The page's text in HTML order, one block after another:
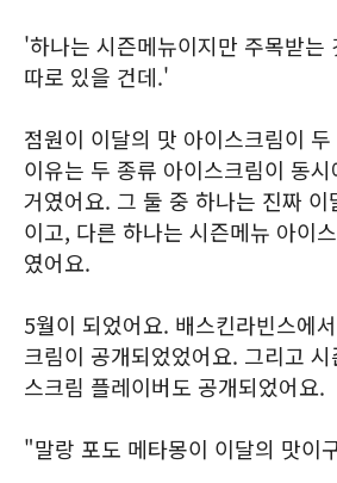
'하나는 시즌메뉴이지만 주목받는
따로 있을 건데.'
점원이 이달의 맛 아이스크림이
이유는 두 종류 아이스크림이 동
거였어요. 그 둘 중 하나는 진짜 이
이고, 다른 하나는 시즌메뉴 아이
였어요.
5월이 되었어요. 배스킨라빈스에
크림이 공개되었었어요. 그리고
스크림 플레이버도 공개되었어요.
"말랑 포도 메타몽이 이달의 맛이